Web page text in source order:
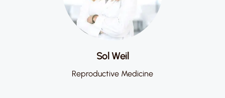
Sol Weil
Reproductive Medicine